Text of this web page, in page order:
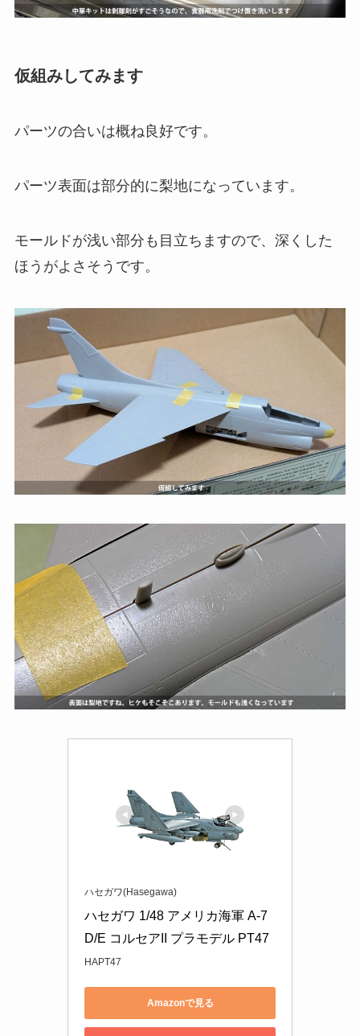
仮組みしてみます
パーツの合いは概ね良好です。
パーツ表面は部分的に梨地になっています。
モールドが浅い部分も目立ちますので、深くした
ほうがよさそうです。
ハセガワ(Hasegawa)
ハセガワ 1/48 アメリカ海軍 A-7
D/E コルセアII プラモデル PT47
HAPT47
Amazonで見る